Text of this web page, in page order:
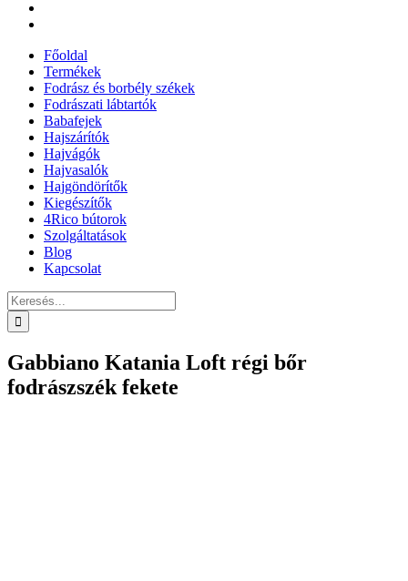
Főoldal
Termékek
Fodrász és borbély székek
Fodrászati lábtartók
Babafejek
Hajszárítók
Hajvágók
Hajvasalók
Hajgöndörítők
Kiegészítők
4Rico bútorok
Szolgáltatások
Blog
Kapcsolat
Keresés...
Gabbiano Katania Loft régi bőr
fodrászszék fekete